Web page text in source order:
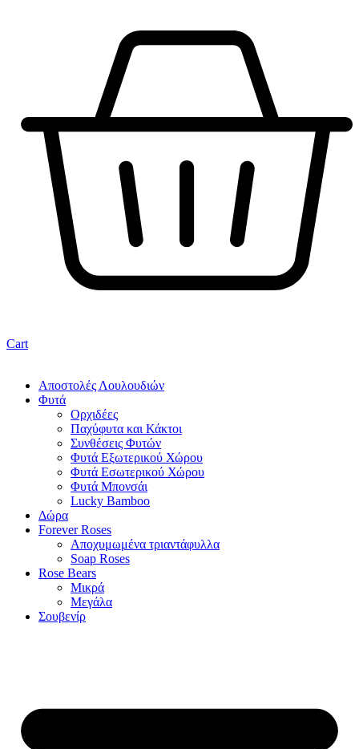
Cart
Αποστολές Λουλουδιών
Φυτά
Ορχιδέες
Παχύφυτα και Κάκτοι
Συνθέσεις Φυτών
Φυτά Εξωτερικού Χώρου
Φυτά Εσωτερικού Χώρου
Φυτά Μπονσάι
Lucky Bamboo
Δώρα
Forever Roses
Αποχυμωμένα τριαντάφυλλα
Soap Roses
Rose Βears
Μικρά
Μεγάλα
Σουβενίρ